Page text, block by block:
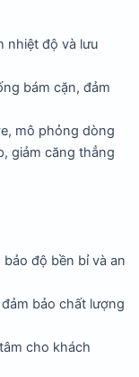
nhiệt độ và lưu
bám cặn, đảm
mô phỏng dòng
giảm căng thẳng
độ bền bỉ và an
bảo chất lượng
cho khách